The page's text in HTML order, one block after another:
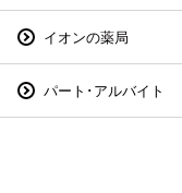
イオンの薬局
パート･アルバイト